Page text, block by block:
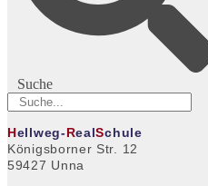
Suche
Hellweg-RealSchule
Königsborner Str. 12
59427 Unna